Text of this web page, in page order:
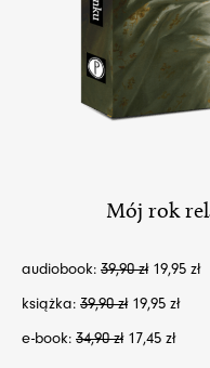
Mój rok
audiobook: 39,90zł 19,95 zł
książka: 39,90zł 19,95 zł
e-book: 34,90zł 17,45 zł